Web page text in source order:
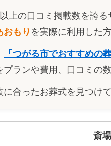
上の口コミ掲載数を誇る
おもり を実際に利用した
「つがる市でおすすめの
ランや費用、口コミの
合ったお葬式を見つけて
斎